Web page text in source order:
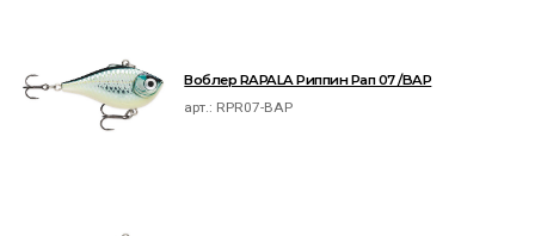
Воблер RAPALA Риппин Рап 07 /BAP
арт.: RPR07-BAP